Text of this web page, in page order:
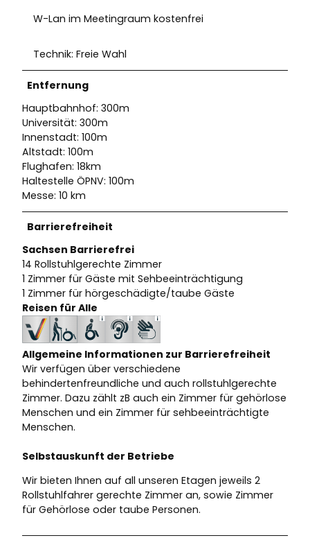
W-Lan im Meetingraum kostenfrei
Technik: Freie Wahl
Entfernung
Hauptbahnhof: 300m
Universität: 300m
Innenstadt: 100m
Altstadt: 100m
Flughafen: 18km
Haltestelle ÖPNV: 100m
Messe: 10 km
Barrierefreiheit
Sachsen Barrierefrei
14 Rollstuhlgerechte Zimmer
1 Zimmer für Gäste mit Sehbeeinträchtigung
1 Zimmer für hörgeschädigte/taube Gäste
Reisen für Alle
Allgemeine Informationen zur Barrierefreiheit
Wir verfügen über verschiedene
behindertenfreundliche und auch rollstuhlgerechte
Zimmer. Dazu zählt zB auch ein Zimmer für gehörlose
Menschen und ein Zimmer für sehbeeinträchtigte
Menschen.
Selbstauskunft der Betriebe
Wir bieten Ihnen auf all unseren Etagen jeweils 2
Rollstuhlfahrer gerechte Zimmer an, sowie Zimmer
für Gehörlose oder taube Personen.